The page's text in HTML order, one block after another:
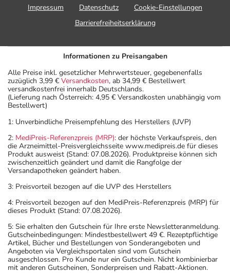
Impressum
Datenschutz
Cookie-Einstellungen
Barrierefreiheitserklärung
Informationen zu Preisangaben
Alle Preise inkl. gesetzlicher Mehrwertsteuer, gegebenenfalls
zuzüglich 3,99 € Versandkosten, ab 34,99 € Bestellwert
versandkostenfrei innerhalb Deutschlands.
(Lieferung nach Österreich: 4,95 € Versandkosten unabhängig vom
Bestellwert)
1: Unverbindliche Preisempfehlung des Herstellers (UVP)
2: MediPreis-Referenzpreis (MRP): der höchste Verkaufspreis, den
die Arzneimittel-Preisvergleichsseite www.medipreis.de für dieses
Produkt ausweist (Stand: 07.08.2026). Produktpreise können sich
zwischenzeitlich geändert und damit die Rangfolge der
Versandapotheken geändert haben.
3: Preisvorteil bezogen auf die UVP des Herstellers
4: Preisvorteil bezogen auf den MediPreis-Referenzpreis (MRP) für
dieses Produkt (Stand: 07.08.2026).
5: Sie erhalten den Gutschein für Ihre erste Newsletteranmeldung.
Gutscheinbedingungen: Mindestbestellwert 49 €. Rezeptpflichtige
Artikel, Bücher und Bestellungen von Sonderangeboten und
Angeboten via Vergleichsportalen sind vom Gutschein
ausgeschlossen. Pro Kunde nur ein Gutschein. Nicht kombinierbar
mit anderen Gutscheinen, Sonderpreisen und Rabatt-Aktionen.